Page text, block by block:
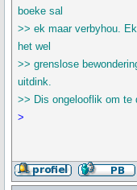
boeke sal
>> ek maar verbyhou.
het wel
>> grenslose
uitdink.
>> Dis ongelooflik om te
>